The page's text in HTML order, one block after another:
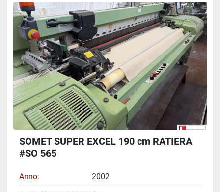
SOMET SUPER EXCEL 190 cm RATIERA
#SO 565
Anno
2002